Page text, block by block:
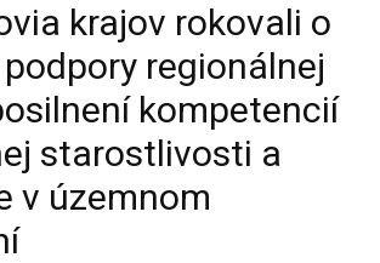
krajov rokovali o
regionálnej
kompetencií
starostlivosti a
v územnom